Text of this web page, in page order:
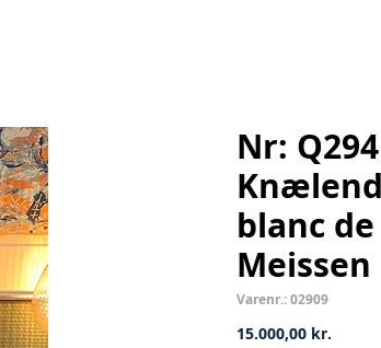
Nr:
blanc
Meissen
Varenr.: 02909
15.000,00 kr.